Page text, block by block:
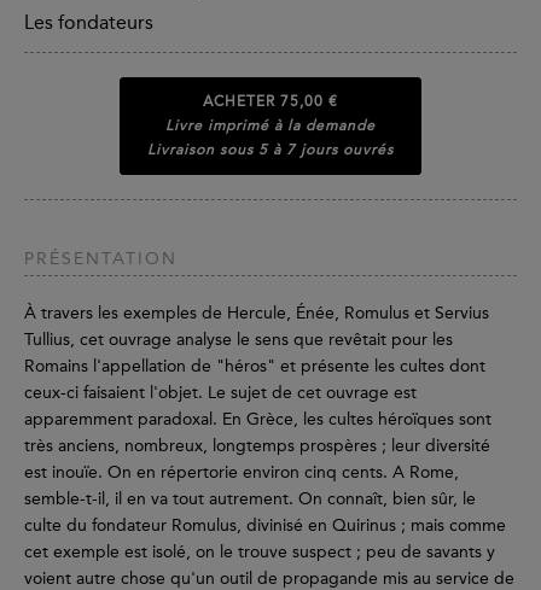
Les fondateurs
ACHETER 75,00 €
Livre imprimé à la demande
Livraison sous 5 à 7 jours ouvrés
PRÉSENTATION
À travers les exemples de Hercule, Énée, Romulus et Servius
Tullius, cet ouvrage analyse le sens que revêtait pour les
Romains l'appellation de "héros" et présente les cultes dont
ceux-ci faisaient l'objet. Le sujet de cet ouvrage est
apparemment paradoxal. En Grèce, les cultes héroïques sont
très anciens, nombreux, longtemps prospères ; leur diversité
est inouïe. On en répertorie environ cinq cents. A Rome,
semble-t-il, il en va tout autrement. On connaît, bien sûr, le
culte du fondateur Romulus, divinisé en Quirinus ; mais comme
cet exemple est isolé, on le trouve suspect ; peu de savants y
voient autre chose qu'un outil de propagande mis au service de